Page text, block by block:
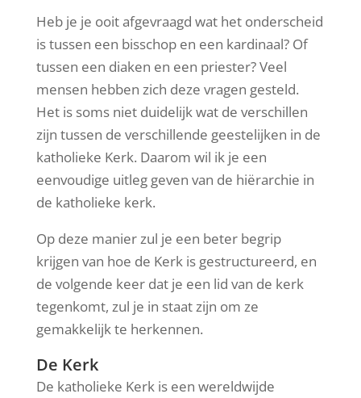
Heb je je ooit afgevraagd wat het onderscheid
is tussen een bisschop en een kardinaal? Of
tussen een diaken en een priester? Veel
mensen hebben zich deze vragen gesteld.
Het is soms niet duidelijk wat de verschillen
zijn tussen de verschillende geestelijken in de
katholieke Kerk. Daarom wil ik je een
eenvoudige uitleg geven van de hiërarchie in
de katholieke kerk.
Op deze manier zul je een beter begrip
krijgen van hoe de Kerk is gestructureerd, en
de volgende keer dat je een lid van de kerk
tegenkomt, zul je in staat zijn om ze
gemakkelijk te herkennen.
De Kerk
De katholieke Kerk is een wereldwijde